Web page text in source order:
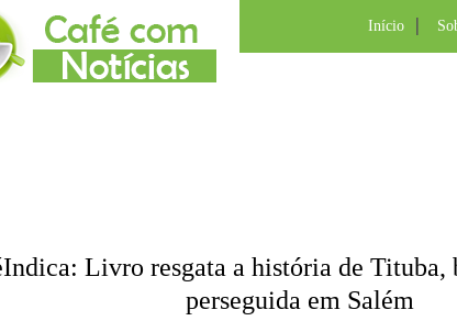
Início
Livro resgata a história de Tituba,
perseguida em Salém